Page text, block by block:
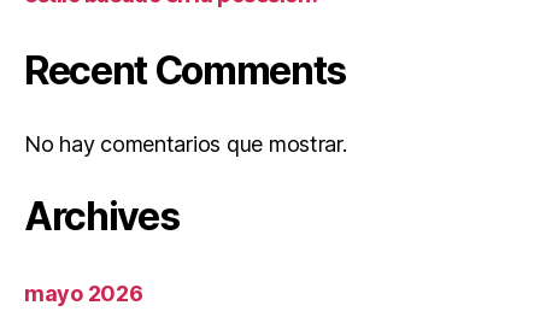
Recent Comments
No hay comentarios que mostrar.
Archives
mayo 2026